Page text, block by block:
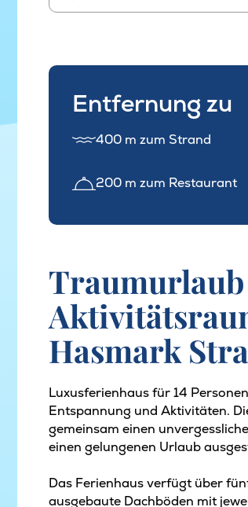
Entfernung zu
400 m zum Strand
200 m zum Restaurant
Hasmark
Luxusferienhaus für 14
Entspannung und Aktivitäten.
gemeinsam einen
einen gelungenen Urlaub
Das Ferienhaus verfügt über
ausgebaute Dachböden mit